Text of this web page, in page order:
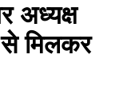
अध्यक्ष
से मिलकर